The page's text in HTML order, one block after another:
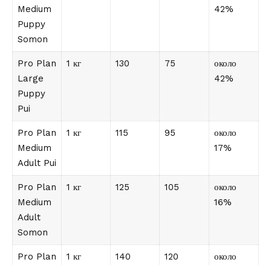
Medium
Puppy
Somon
42%
Pro Plan
Large
Puppy
Pui
1 кг 130 75
около
42%
Pro Plan
Medium
Adult Pui
1 кг 115 95
около
17%
Pro Plan
Medium
Adult
Somon
1 кг 125 105
около
16%
Pro Plan
1 кг 140 120
около